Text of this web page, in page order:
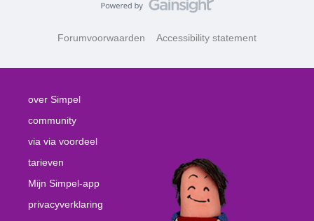
Forumvoorwaarden Accessibility statement
over Simpel
community
via via voordeel
tarieven
Mijn Simpel-app
privacyverklaring